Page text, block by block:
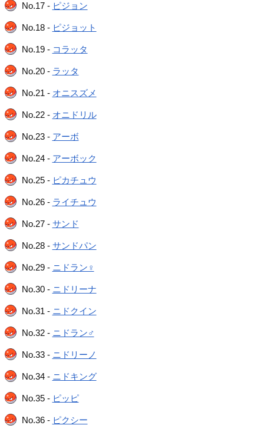
No.17 - ピジョン
No.18 - ピジョット
No.19 - コラッタ
No.20 - ラッタ
No.21 - オニスズメ
No.22 - オニドリル
No.23 - アーボ
No.24 - アーボック
No.25 - ピカチュウ
No.26 - ライチュウ
No.27 - サンド
No.28 - サンドパン
No.29 - ニドラン♀
No.30 - ニドリーナ
No.31 - ニドクイン
No.32 - ニドラン♂
No.33 - ニドリーノ
No.34 - ニドキング
No.35 - ピッピ
No.36 - ピクシー